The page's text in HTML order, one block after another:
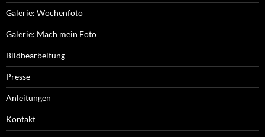
Galerie: Wochenfoto
Galerie: Mach mein Foto
Bildbearbeitung
Presse
Anleitungen
Kontakt